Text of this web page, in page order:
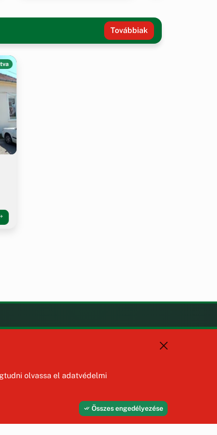
Továbbiak
KAPCSOLAT
8192 Hajmáskér, Kossuth Lajos
olvassa el adatvédelmi
Összes engedélyezése